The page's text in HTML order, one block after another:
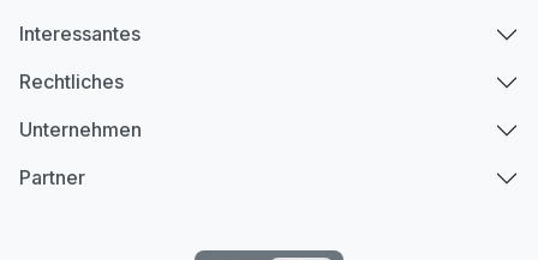
Interessantes
Rechtliches
Unternehmen
Partner